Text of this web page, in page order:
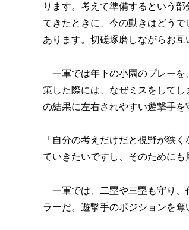
ります。考えて準備するという
てきたときに、今の動きはどう
あります。切磋琢磨しながらお互
一軍では年下の小園のプレーを
策した際には、なぜミスをして
の結果に左右されやすい遊撃手を
「自分の考えだけだと視野が狭
ていきたいですし、そのためにも
一軍では、二塁や三塁も守り、
ラーだ。遊撃手のポジションを奪